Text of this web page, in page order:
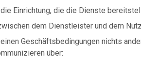
Einrichtung, die die Dienste
dem Dienstleister und dem
Geschäftsbedingungen nichts
über: